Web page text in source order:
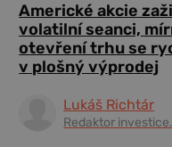
Americké akcie
volatilní seanci,
otevření trhu se
v plošný výprodej
Lukáš Richtár
Redaktor